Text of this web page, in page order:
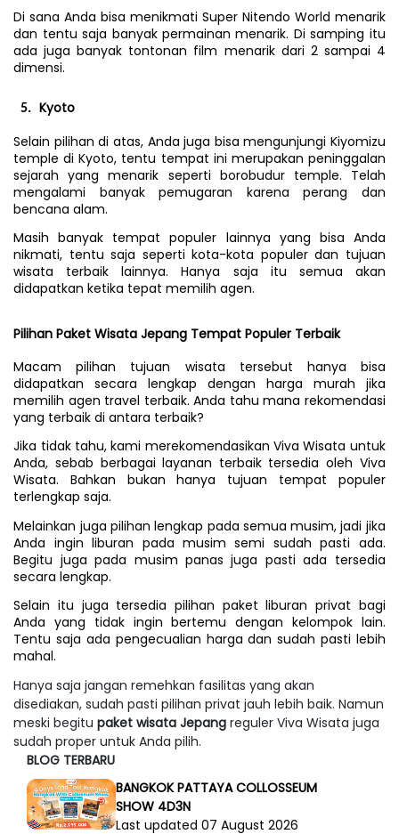
Di sana Anda bisa menikmati Super Nitendo World menarik
dan tentu saja banyak permainan menarik. Di samping itu
ada juga banyak tontonan film menarik dari 2 sampai 4
dimensi.
Kyoto
Selain pilihan di atas, Anda juga bisa mengunjungi Kiyomizu
temple di Kyoto, tentu tempat ini merupakan peninggalan
sejarah yang menarik seperti borobudur temple. Telah
mengalami banyak pemugaran karena perang dan
bencana alam.
Masih banyak tempat populer lainnya yang bisa Anda
nikmati, tentu saja seperti kota-kota populer dan tujuan
wisata terbaik lainnya. Hanya saja itu semua akan
didapatkan ketika tepat memilih agen.
Pilihan Paket Wisata Jepang Tempat Populer Terbaik
Macam pilihan tujuan wisata tersebut hanya bisa
didapatkan secara lengkap dengan harga murah jika
memilih agen travel terbaik. Anda tahu mana rekomendasi
yang terbaik di antara terbaik?
Jika tidak tahu, kami merekomendasikan Viva Wisata untuk
Anda, sebab berbagai layanan terbaik tersedia oleh Viva
Wisata. Bahkan bukan hanya tujuan tempat populer
terlengkap saja.
Melainkan juga pilihan lengkap pada semua musim, jadi jika
Anda ingin liburan pada musim semi sudah pasti ada.
Begitu juga pada musim panas juga pasti ada tersedia
secara lengkap.
Selain itu juga tersedia pilihan paket liburan privat bagi
Anda yang tidak ingin bertemu dengan kelompok lain.
Tentu saja ada pengecualian harga dan sudah pasti lebih
mahal.
Hanya saja jangan remehkan fasilitas yang akan
disediakan, sudah pasti pilihan privat jauh lebih baik. Namun
meski begitupaket wisata Jepangreguler Viva Wisata juga
sudah proper untuk Anda pilih.
BLOG TERBARU
BANGKOK PATTAYA COLLOSSEUM
SHOW 4D3N
Last updated 07 August 2026